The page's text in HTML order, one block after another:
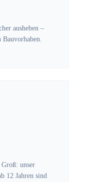
ausheben –
unser
12 Jahren sind